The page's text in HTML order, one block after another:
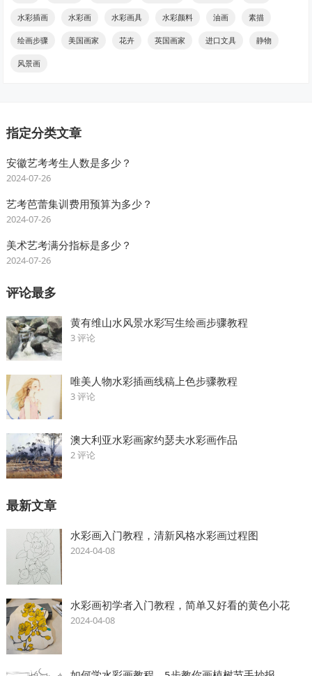
水彩插画 水彩画 水彩画具 水彩颜料 油画 素描
绘画步骤 美国画家 花卉 英国画家 进口文具 静物
风景画
指定分类文章
安徽艺考考生人数是多少？
2024-07-26
艺考芭蕾集训费用预算为多少？
2024-07-26
美术艺考满分指标是多少？
2024-07-26
评论最多
黄有维山水风景水彩写生绘画步骤教程
3 评论
唯美人物水彩插画线稿上色步骤教程
3 评论
澳大利亚水彩画家约瑟夫水彩画作品
2 评论
最新文章
水彩画入门教程，清新风格水彩画过程图
2024-04-08
水彩画初学者入门教程，简单又好看的黄色小花
2024-04-08